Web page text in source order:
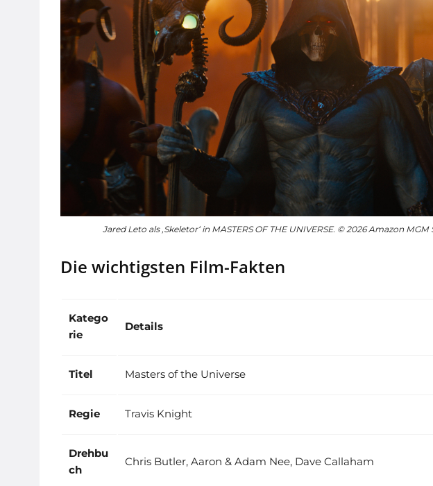
Jared Leto als ‚Skeletor‘ in MASTERS OF THE UNIVERSE. © 2026 Amazon
Die wichtigsten Film-Fakten
Katego
rie
Details
Titel Masters of the Universe
Regie Travis Knight
Drehbu
ch
Chris Butler, Aaron & Adam Nee, Dave Callaham